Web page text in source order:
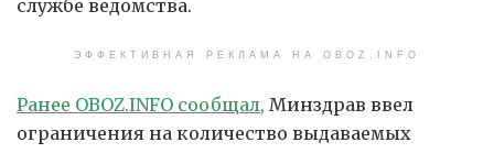
службе ведомства.
ЭФФЕКТИВНАЯ РЕКЛАМА НА OBOZ.INFO
Ранее OBOZ.INFO сообщал, Минздрав ввел
ограничения на количество выдаваемых